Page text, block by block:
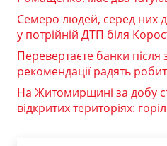
Семеро людей, серед них
у потрійній ДТП біля
Перевертаєте банки після
рекомендації радять
На Житомирщині за добу
відкритих територіях: